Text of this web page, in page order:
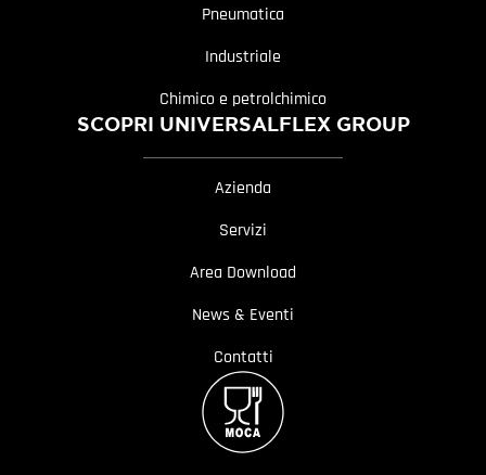
Pneumatica
Industriale
Chimico e petrolchimico
SCOPRI UNIVERSALFLEX GROUP
Azienda
Servizi
Area Download
News & Eventi
Contatti